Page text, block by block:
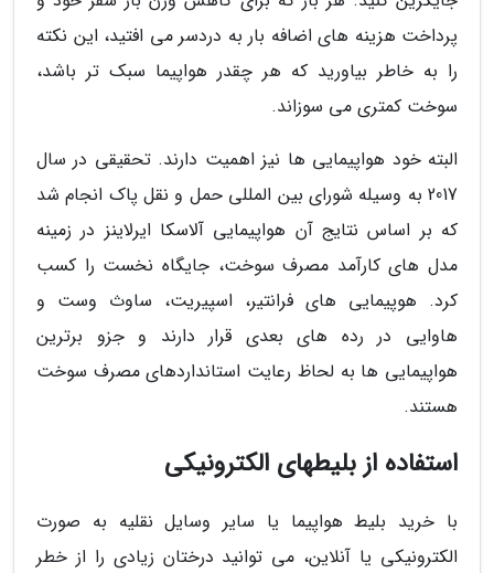
پرداخت هزینه های اضافه بار به دردسر می افتید، این نکته
را به خاطر بیاورید که هر چقدر هواپیما سبک تر باشد،
سوخت کمتری می سوزاند.
البته خود هواپیمایی ها نیز اهمیت دارند. تحقیقی در سال
2017 به وسیله شورای بین المللی حمل و نقل پاک انجام شد
که بر اساس نتایج آن هواپیمایی آلاسکا ایرلاینز در زمینه
مدل های کارآمد مصرف سوخت، جایگاه نخست را کسب
کرد. هوپیمایی های فرانتیر، اسپیریت، ساوث وست و
هاوایی در رده های بعدی قرار دارند و جزو برترین
هواپیمایی ها به لحاظ رعایت استانداردهای مصرف سوخت
هستند.
استفاده از بلیطهای الکترونیکی
با خرید بلیط هواپیما یا سایر وسایل نقلیه به صورت
الکترونیکی یا آنلاین، می توانید درختان زیادی را از خطر